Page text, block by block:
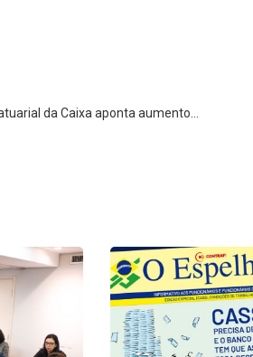
da Caixa aponta aumento…